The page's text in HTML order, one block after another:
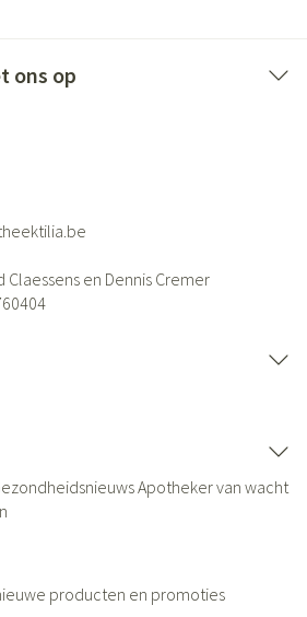
ons op
Claessens en Dennis Cremer
Apotheker van wacht
producten en promoties